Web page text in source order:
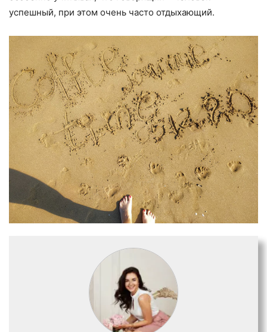
успешный, при этом очень часто отдыхающий.